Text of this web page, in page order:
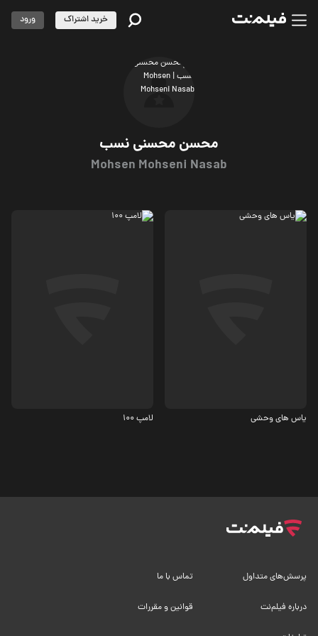
محسن محسنی نسب
Mohsen Mohseni Nasab
خرید اشتراک ورود
یاس های وحشی لامپ 100
پرسش‌های متداول تماس با ما
درباره فیلم‌نت قوانین و مقررات